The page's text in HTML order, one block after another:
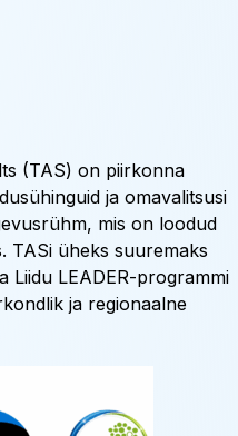
(TAS) on piirkonna
ja omavalitsusi
mis on loodud
TASi üheks suuremaks
Liidu LEADER-programmi
ja regionaalne